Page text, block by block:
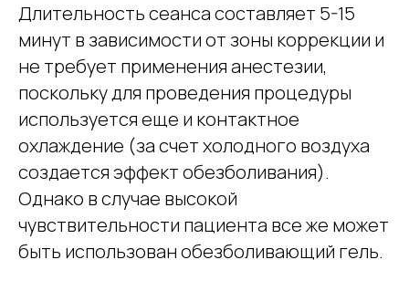
Длительность сеанса составляет 5-15
минут в зависимости от зоны коррекции и
не требует применения анестезии,
поскольку для проведения процедуры
используется еще и контактное
охлаждение (за счет холодного воздуха
создается эффект обезболивания).
Однако в случае высокой
чувствительности пациента все же может
быть использован обезболивающий гель.